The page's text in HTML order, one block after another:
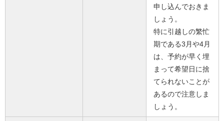
申し込んでおきま
しょう。
特に引越しの繁忙
期である3月や4月
は、予約が早く埋
まって希望日に捨
てられないことが
あるので注意しま
しょう。